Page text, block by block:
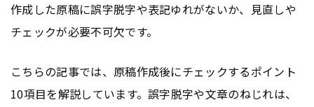
作成した原稿に誤字脱字や表記ゆれがないか、見直しや
チェックが必要不可欠です。
こちらの記事では、原稿作成後にチェックするポイント
10項目を解説しています。誤字脱字や文章のねじれは、